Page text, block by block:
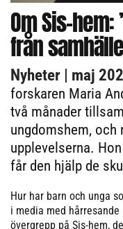
Om Sis-
från
Nyheter | maj
forskaren Maria
två månader
ungdomshem, och
upplevelserna.
får den hjälp de
Hur har barn och unga
i media med
övergrepp på Sis-hem,